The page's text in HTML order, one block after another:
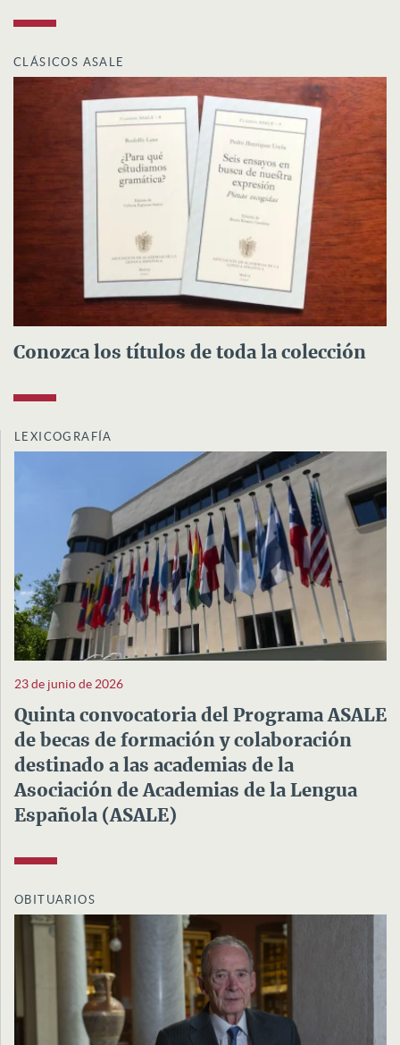
CLÁSICOS ASALE
Conozca los títulos de toda la colección
LEXICOGRAFÍA
23 de junio de 2026
Quinta convocatoria del Programa ASALE
de becas de formación y colaboración
destinado a las academias de la
Asociación de Academias de la Lengua
Española (ASALE)
OBITUARIOS